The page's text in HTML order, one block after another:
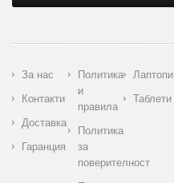
За нас
Контакти
Доставка
Гаранция
Политика
и
правила
Политика
за
поверителност
Лаптопи
Таблети